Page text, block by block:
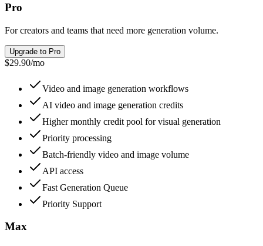
Pro
For creators and teams that need more generation volume.
Upgrade to Pro
$29.90/mo
Video and image generation workflows
AI video and image generation credits
Higher monthly credit pool for visual generation
Priority processing
Batch-friendly video and image volume
API access
Fast Generation Queue
Priority Support
Max